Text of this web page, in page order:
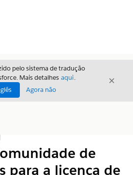
pelo sistema de tradução
Mais detalhes aqui.
Agora não
Fechar
de
para a licença de